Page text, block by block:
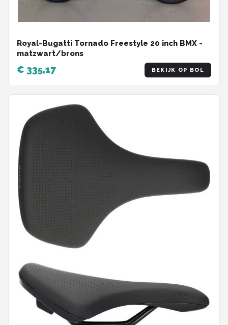
Royal-Bugatti Tornado Freestyle 20 inch BMX -
matzwart/brons
€ 335,17 BEKIJK OP BOL